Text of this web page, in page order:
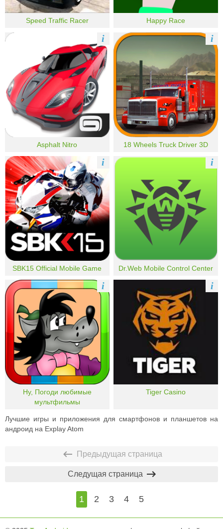
Speed Traffic Racer Happy Race
Asphalt Nitro
i
18 Wheels Truck Driver 3D
i
SBK15 Official Mobile Game
i
Dr.Web Mobile Control Center
i
Ну, Погоди любимые
мультфильмы
i
Tiger Casino
i
Лучшие игры и приложения для смартфонов и планшетов на
андроид на Explay Atom
Предыдущая страница
1 2 3 4 5
Следущая страница